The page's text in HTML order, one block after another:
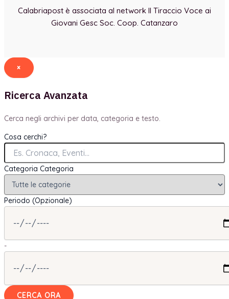
Calabriapost è associata al network Il Tiraccio Voce ai
Giovani Gesc Soc. Coop. Catanzaro
×
Ricerca Avanzata
Cerca negli archivi per data, categoria e testo.
Cosa cerchi?
Categoria Categoria
Periodo (Opzionale)
-
CERCA ORA